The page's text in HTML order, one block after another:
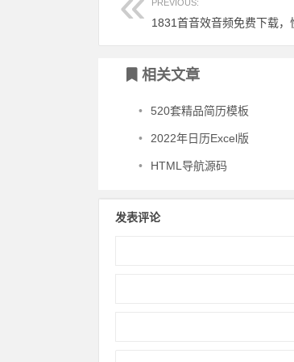
PREVIOUS:
相关文章
• 520套精品简历模板
• 2022年日历Excel版
• HTML导航源码
发表评论